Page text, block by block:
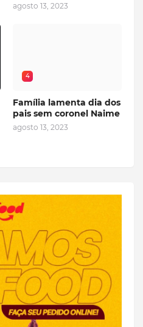
agosto 13, 2023
4
Família lamenta dia dos
pais sem coronel Naime
agosto 13, 2023